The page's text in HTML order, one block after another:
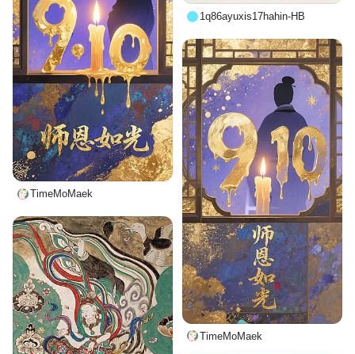
1q86ayuxis17hahin-HB
TimeMoMaek
TimeMoMaek